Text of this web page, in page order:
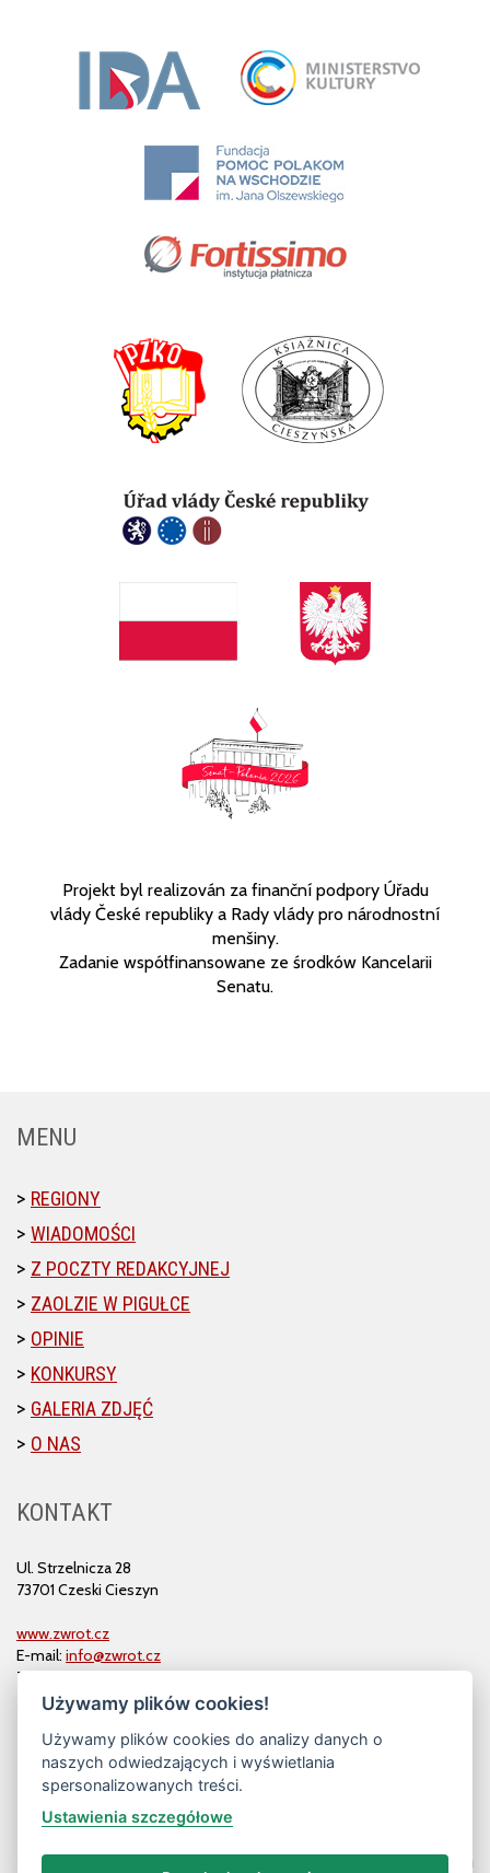
Projekt byl realizován za finanční podpory Úřadu
vlády České republiky a Rady vlády pro národnostní
menšiny.
Zadanie współfinansowane ze środków Kancelarii
Senatu.
MENU
REGIONY
WIADOMOŚCI
Z POCZTY REDAKCYJNEJ
ZAOLZIE W PIGUŁCE
OPINIE
KONKURSY
GALERIA ZDJĘĆ
O NAS
KONTAKT
Ul. Strzelnicza 28
73701 Czeski Cieszyn
www.zwrot.cz
E-mail: info@zwrot.cz
Tel. i faks: 558 711 582
Używamy plików cookies!
Używamy plików cookies do analizy danych o
naszych odwiedzających i wyświetlania
spersonalizowanych treści.
Ustawienia szczegółowe